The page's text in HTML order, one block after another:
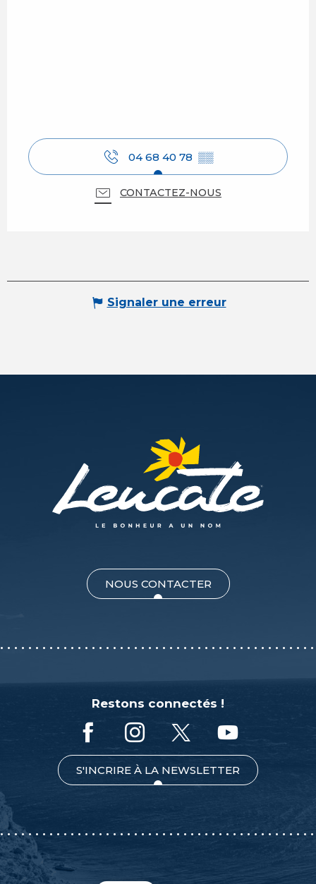
04 68 40 78 ▒▒
CONTACTEZ-NOUS
Signaler une erreur
NOUS CONTACTER
Restons connectés !
S'INCRIRE À LA NEWSLETTER